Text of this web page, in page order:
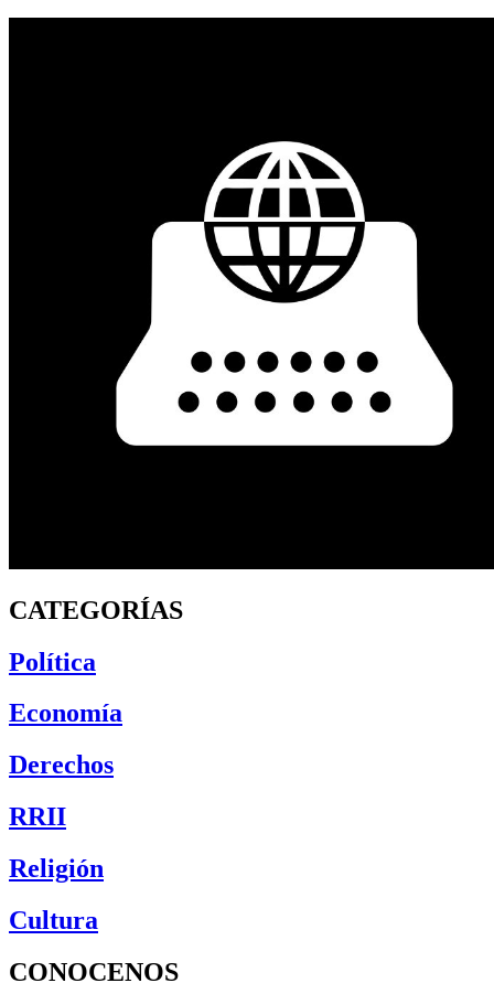
CATEGORÍAS
Política
Economía
Derechos
RRII
Religión
Cultura
CONOCENOS